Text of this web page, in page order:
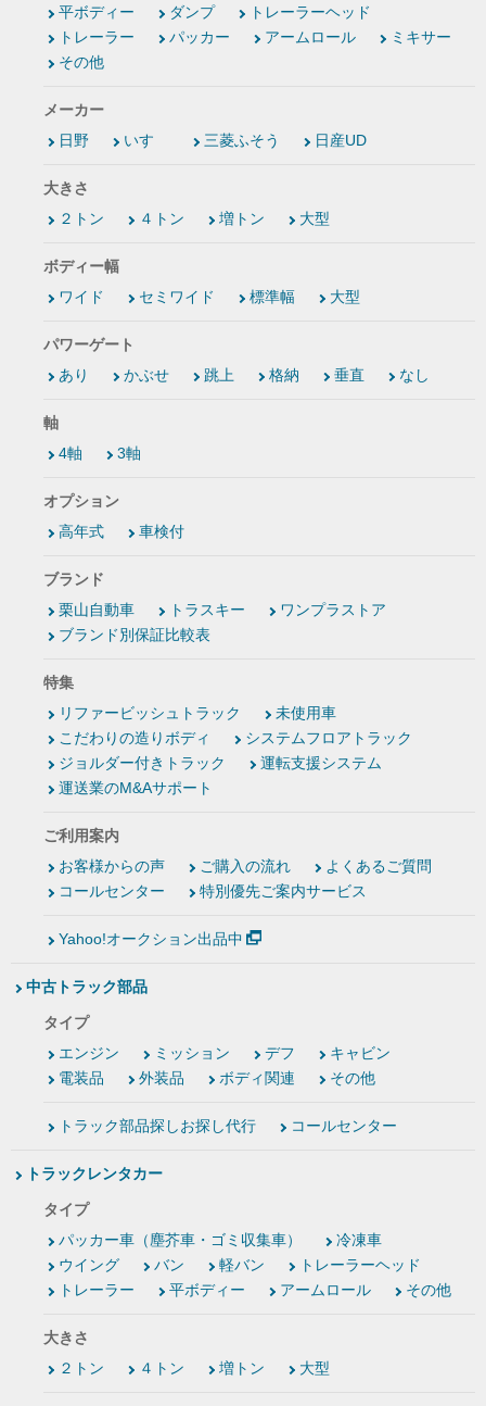
平ボディー ダンプ
トレーラーヘッド
トレーラー
パッカー アームロール
ミキサー
その他
メーカー
日野
いすゞ 三菱ふそう 日産UD
大きさ
２トン
４トン 増トン 大型
ボディー幅
ワイド
セミワイド 標準幅 大型
パワーゲート
あり
かぶせ 跳上 格納 垂直 なし
軸
4軸
3軸
オプション
高年式
車検付
ブランド
栗山自動車
トラスキー
ワンプラストア
ブランド別保証比較表
特集
リファービッシュトラック
未使用車
こだわりの造りボディ
システムフロアトラック
ジョルダー付きトラック
運転支援システム
運送業のM&Aサポート
ご利用案内
お客様からの声
ご購入の流れ
よくあるご質問
コールセンター
特別優先ご案内サービス
Yahoo!オークション出品中
中古トラック部品
タイプ
エンジン
ミッション デフ
キャビン
電装品
外装品 ボディ関連 その他
トラック部品探しお探し代行 コールセンター
トラックレンタカー
タイプ
パッカー車（塵芥車・ゴミ収集車）
冷凍車
ウイング
バン 軽バン
トレーラーヘッド
トレーラー
平ボディー アームロール その他
大きさ
２トン
４トン 増トン 大型